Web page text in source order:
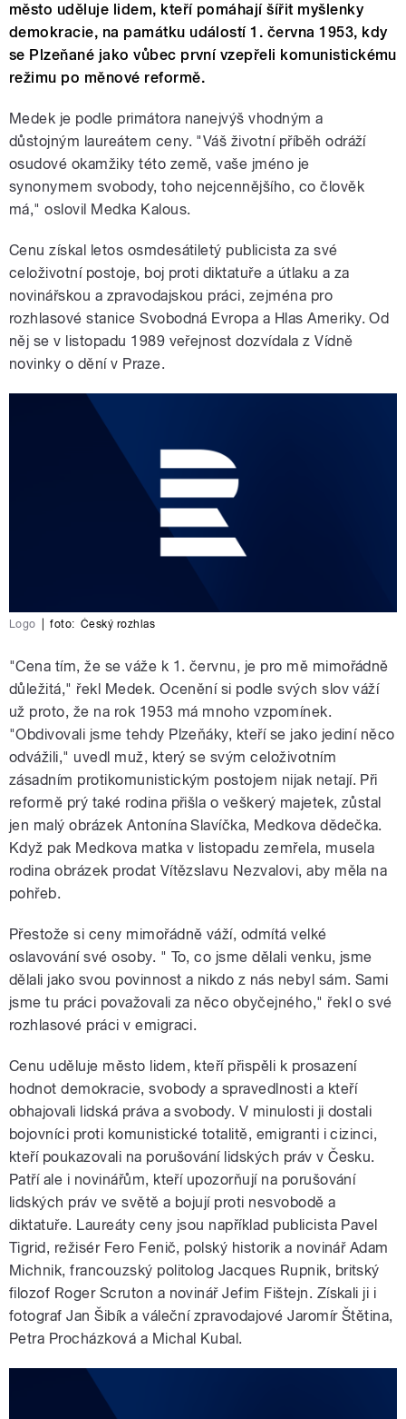
město uděluje lidem, kteří pomáhají šířit myšlenky
demokracie, na památku událostí 1. června 1953, kdy
se Plzeňané jako vůbec první vzepřeli komunistickému
režimu po měnové reformě.
Medek je podle primátora nanejvýš vhodným a
důstojným laureátem ceny. "Váš životní příběh odráží
osudové okamžiky této země, vaše jméno je
synonymem svobody, toho nejcennějšího, co člověk
má," oslovil Medka Kalous.
Cenu získal letos osmdesátiletý publicista za své
celoživotní postoje, boj proti diktatuře a útlaku a za
novinářskou a zpravodajskou práci, zejména pro
rozhlasové stanice Svobodná Evropa a Hlas Ameriky. Od
něj se v listopadu 1989 veřejnost dozvídala z Vídně
novinky o dění v Praze.
Logo foto: Český rozhlas
"Cena tím, že se váže k 1. červnu, je pro mě mimořádně
důležitá," řekl Medek. Ocenění si podle svých slov váží
už proto, že na rok 1953 má mnoho vzpomínek.
"Obdivovali jsme tehdy Plzeňáky, kteří se jako jediní něco
odvážili," uvedl muž, který se svým celoživotním
zásadním protikomunistickým postojem nijak netají. Při
reformě prý také rodina přišla o veškerý majetek, zůstal
jen malý obrázek Antonína Slavíčka, Medkova dědečka.
Když pak Medkova matka v listopadu zemřela, musela
rodina obrázek prodat Vítězslavu Nezvalovi, aby měla na
pohřeb.
Přestože si ceny mimořádně váží, odmítá velké
oslavování své osoby. " To, co jsme dělali venku, jsme
dělali jako svou povinnost a nikdo z nás nebyl sám. Sami
jsme tu práci považovali za něco obyčejného," řekl o své
rozhlasové práci v emigraci.
Cenu uděluje město lidem, kteří přispěli k prosazení
hodnot demokracie, svobody a spravedlnosti a kteří
obhajovali lidská práva a svobody. V minulosti ji dostali
bojovníci proti komunistické totalitě, emigranti i cizinci,
kteří poukazovali na porušování lidských práv v Česku.
Patří ale i novinářům, kteří upozorňují na porušování
lidských práv ve světě a bojují proti nesvobodě a
diktatuře. Laureáty ceny jsou například publicista Pavel
Tigrid, režisér Fero Fenič, polský historik a novinář Adam
Michnik, francouzský politolog Jacques Rupnik, britský
filozof Roger Scruton a novinář Jefim Fištejn. Získali ji i
fotograf Jan Šibík a váleční zpravodajové Jaromír Štětina,
Petra Procházková a Michal Kubal.